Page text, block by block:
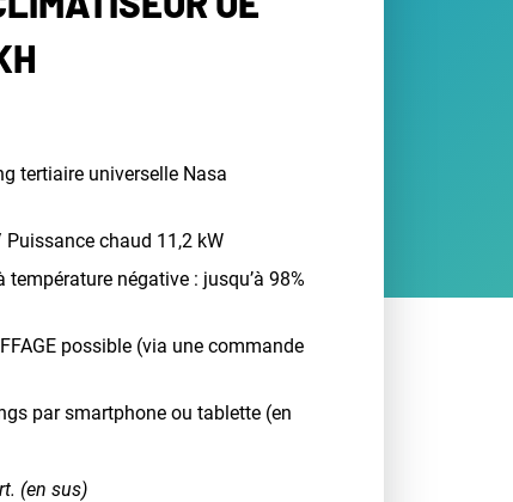
tertiaire universelle Nasa
chaud 11,2 kW
négative : jusqu’à 98%
possible (via une commande
par smartphone ou tablette (en
(en sus)